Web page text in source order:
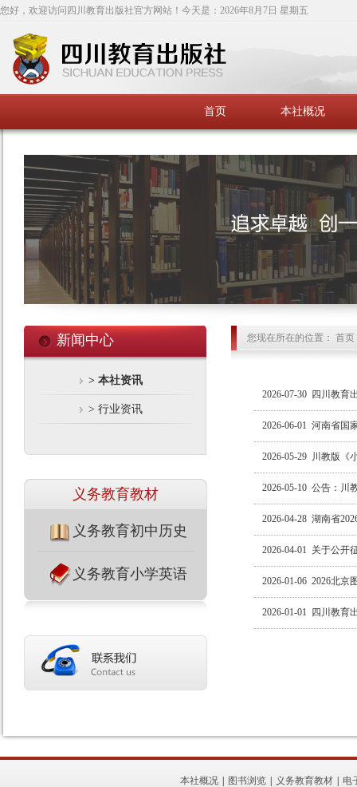
您好，欢迎访问四川教育出版社官方网站！今天是： 2026年8月7日 星期五
首页 本社概况
新闻中心
> 本社资讯
> 行业资讯
义务教育教材
义务教育初中历史
义务教育小学英语
您现在所在的位置： 首
2026-07-30 四川教育
2026-06-01 河南省国
2026-05-29 川教版《
2026-05-10 公告：川
2026-04-28 湖南省
2026-04-01 关于公开
2026-01-06 2026北京
2026-01-01 四川教育
本社概况 图书浏览 义务教育教材
电